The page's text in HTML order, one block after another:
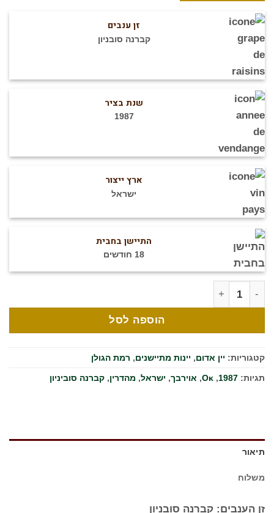
זן ענבים
קברנה סובניון
שנת בציר
1987
ארץ ייצור
ישראל
התיישן בחבית
18 חודשים
הוספה לסל
קטגוריות:יין אדום,יינות מתיישנים,רמת הגולן
תגיות:1987
,
Oκ
,אוירבך,ישראל,מהדרין,קברנה סוביניון
תיאור
משלוח
זן הענבים: קברנה סובניון